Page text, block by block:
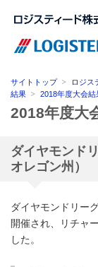
サイトトップ ロジス
結果
2018年度大会結
2018年度大
ダイヤモンド
オレゴン州）
ダイヤモンドリ
開催され、リチャ
した。